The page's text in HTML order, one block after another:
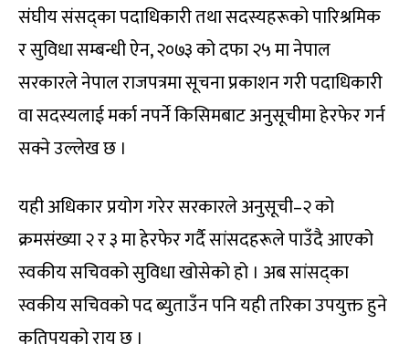
संंघीय संसद्का पदाधिकारी तथा सदस्यहरूको पारिश्रमिक
र सुविधा सम्बन्धी ऐन, २०७३ को दफा २५ मा नेपाल
सरकारले नेपाल राजपत्रमा सूचना प्रकाशन गरी पदाधिकारी
वा सदस्यलाई मर्का नपर्ने किसिमबाट अनुसूचीमा हेरफेर गर्न
सक्ने उल्लेख छ ।
यही अधिकार प्रयोग गरेर सरकारले अनुसूची–२ को
क्रमसंख्या २ र ३ मा हेरफेर गर्दै सांसदहरूले पाउँदै आएको
स्वकीय सचिवको सुविधा खोसेको हो । अब सांसद्का
स्वकीय सचिवको पद ब्युताउँन पनि यही तरिका उपयुक्त हुने
कतिपयको राय छ ।